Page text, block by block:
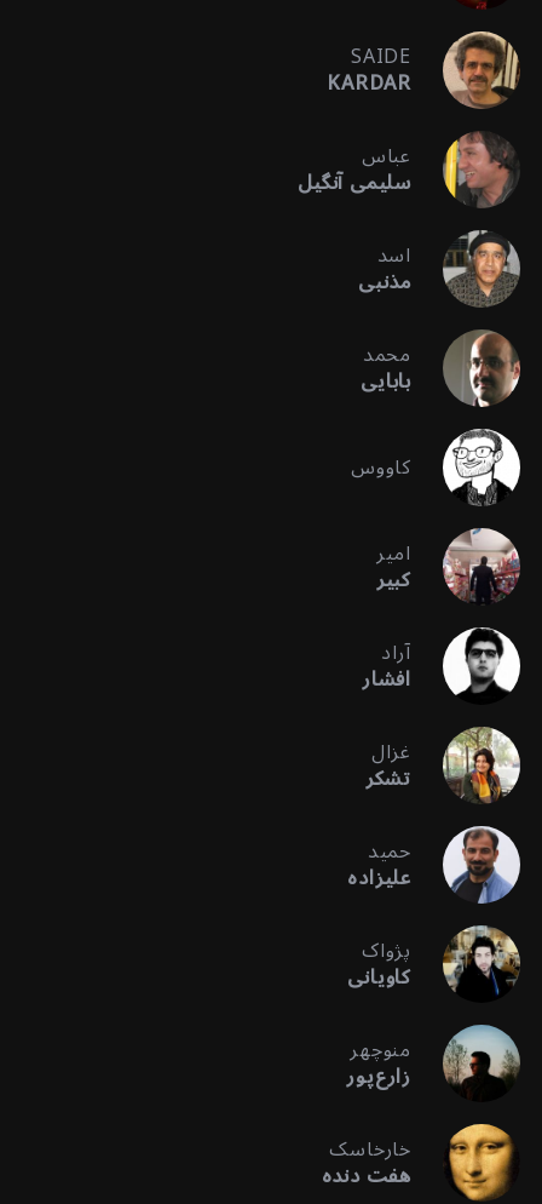
SAIDE
KARDAR
عباس
سلیمی آنگیل
اسد
مذنبی
محمد
بابایی
کاووس
امیر
کبیر
آراد
افشار
غزال
تشکر
حمید
علیزاده
پژواک
کاویانی
منوچهر
زارع‌پور
خارخاسک
هفت دنده